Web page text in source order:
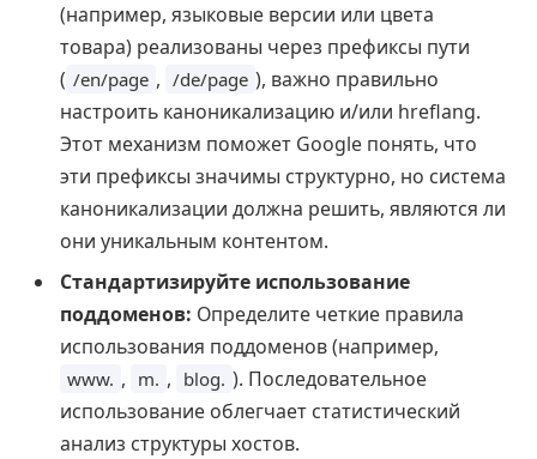
(например, языковые версии или цвета
товара) реализованы через префиксы пути
( /en/page , /de/page ), важно правильно
настроить каноникализацию и/или hreflang.
Этот механизм поможет Google понять, что
эти префиксы значимы структурно, но система
каноникализации должна решить, являются ли
они уникальным контентом.
Стандартизируйте использование
поддоменов: Определите четкие правила
использования поддоменов (например,
www. , m. , blog. ). Последовательное
использование облегчает статистический
анализ структуры хостов.